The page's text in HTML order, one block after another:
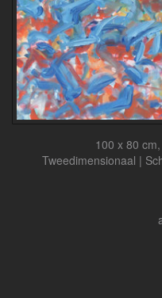
100 x 80
Tweedimensionaal |